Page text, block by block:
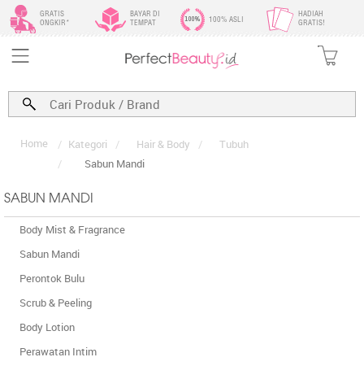
GRATIS
ONGKIR*
BAYAR DI
TEMPAT
100% ASLI
HADIAH
GRATIS!
Home / Kategori / Hair & Body /
Tubuh
/
Sabun Mandi
SABUN MANDI
Body Mist & Fragrance
Sabun Mandi
Perontok Bulu
Scrub & Peeling
Body Lotion
Perawatan Intim